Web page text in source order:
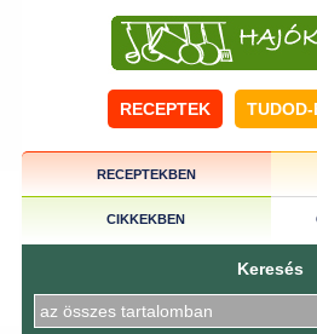
RECEPTEK TUDOD-
RECEPTEKBEN
CIKKEKBEN
Keresés